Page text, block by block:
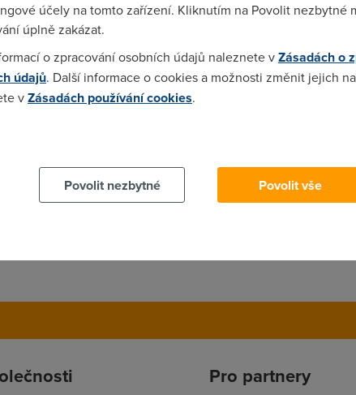
hrůza. Stojí to za prd, nepořizuj si je, se ukazali jako
ale přitom jsou pěkně předražený a tvrdí jak se
české servery a rychlost kolísá od 10kB do 45kB.
Pro partnery
účely na tomto zařízení. Kliknutím na Povolit nezbytné
úplně zakázat.
o zpracování osobních údajů naleznete vZásadách o
údajů. Další informace o cookies a možnosti změnit jejich
vZásadách používání cookies.
Povolit nezbytné
Povolit vše